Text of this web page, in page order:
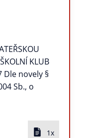
KLUB
Dle novely §
Sb., o
1x